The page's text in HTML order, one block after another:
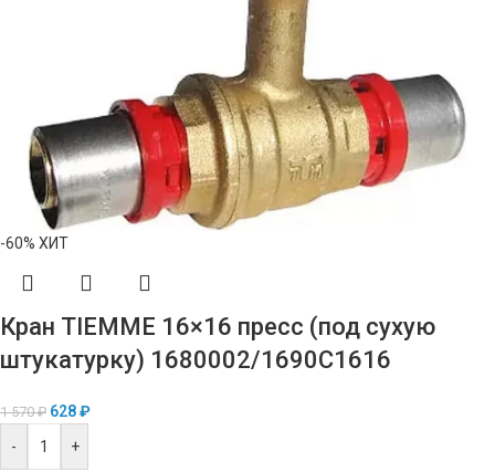
-60% ХИТ
Кран TIEMME 16×16 пресс (под сухую
штукатурку) 1680002/1690C1616
1 570₽ 628₽
-
+